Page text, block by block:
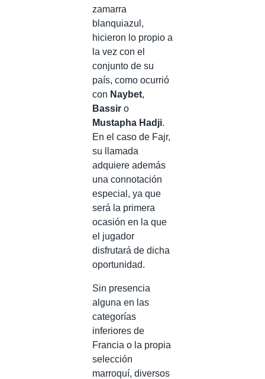
zamarra
blanquiazul,
hicieron lo propio a
la vez con el
conjunto de su
país, como ocurrió
con Naybet,
Bassir o
Mustapha Hadji.
En el caso de Fajr,
su llamada
adquiere además
una connotación
especial, ya que
será la primera
ocasión en la que
el jugador
disfrutará de dicha
oportunidad.
Sin presencia
alguna en las
categorías
inferiores de
Francia o la propia
selección
marroquí, diversos